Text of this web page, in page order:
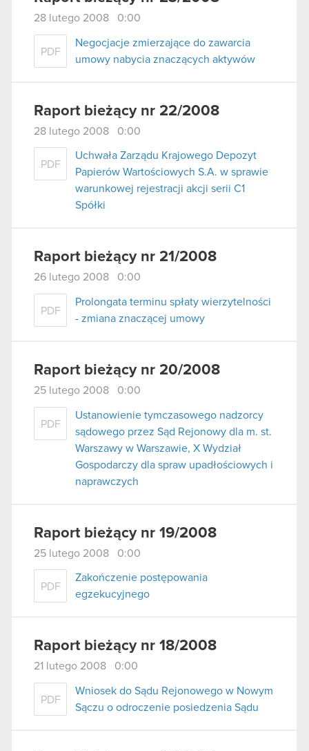
28 lutego 2008 0:00
PDF
Negocjacje zmierzające do zawarcia
umowy nabycia znaczących aktywów
Raport bieżący nr 22/2008
28 lutego 2008 0:00
PDF
Uchwała Zarządu Krajowego Depozyt
Papierów Wartościowych S.A. w sprawie
warunkowej rejestracji akcji serii C1
Spółki
Raport bieżący nr 21/2008
26 lutego 2008 0:00
PDF
Prolongata terminu spłaty wierzytelności
- zmiana znaczącej umowy
Raport bieżący nr 20/2008
25 lutego 2008 0:00
PDF
Ustanowienie tymczasowego nadzorcy
sądowego przez Sąd Rejonowy dla m. st.
Warszawy w Warszawie, X Wydział
Gospodarczy dla spraw upadłościowych i
naprawczych
Raport bieżący nr 19/2008
25 lutego 2008 0:00
PDF
Zakończenie postępowania
egzekucyjnego
Raport bieżący nr 18/2008
21 lutego 2008 0:00
PDF
Wniosek do Sądu Rejonowego w Nowym
Sączu o odroczenie posiedzenia Sądu